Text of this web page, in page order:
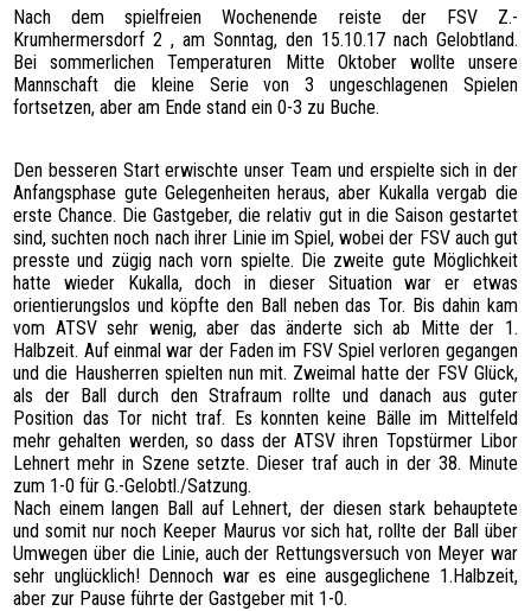
SPONSOREN
HATTRICK
FOTOGALERIE
Nach dem spielfreien Wochenende reiste der FSV Z.-
Krumhermersdorf 2 , am Sonntag, den 15.10.17 nach Gelobtland.
Bei sommerlichen Temperaturen Mitte Oktober wollte unsere
Mannschaft die kleine Serie von 3 ungeschlagenen Spielen
fortsetzen, aber am Ende stand ein 0-3 zu Buche.
Den besseren Start erwischte unser Team und erspielte sich in der
Anfangsphase gute Gelegenheiten heraus, aber Kukalla vergab die
erste Chance. Die Gastgeber, die relativ gut in die Saison gestartet
sind, suchten noch nach ihrer Linie im Spiel, wobei der FSV auch gut
presste und zügig nach vorn spielte. Die zweite gute Möglichkeit
hatte wieder Kukalla, doch in dieser Situation war er etwas
orientierungslos und köpfte den Ball neben das Tor. Bis dahin kam
vom ATSV sehr wenig, aber das änderte sich ab Mitte der 1.
Halbzeit. Auf einmal war der Faden im FSV Spiel verloren gegangen
und die Hausherren spielten nun mit. Zweimal hatte der FSV Glück,
als der Ball durch den Strafraum rollte und danach aus guter
Position das Tor nicht traf. Es konnten keine Bälle im Mittelfeld
mehr gehalten werden, so dass der ATSV ihren Topstürmer Libor
Lehnert mehr in Szene setzte. Dieser traf auch in der 38. Minute
zum 1-0 für G.-Gelobtl./Satzung.
Nach einem langen Ball auf Lehnert, der diesen stark behauptete
und somit nur noch Keeper Maurus vor sich hat, rollte der Ball über
Umwegen über die Linie, auch der Rettungsversuch von Meyer war
sehr unglücklich! Dennoch war es eine ausgeglichene 1.Halbzeit,
aber zur Pause führte der Gastgeber mit 1-0.